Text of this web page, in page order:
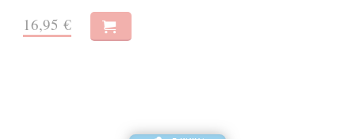
16,95 €